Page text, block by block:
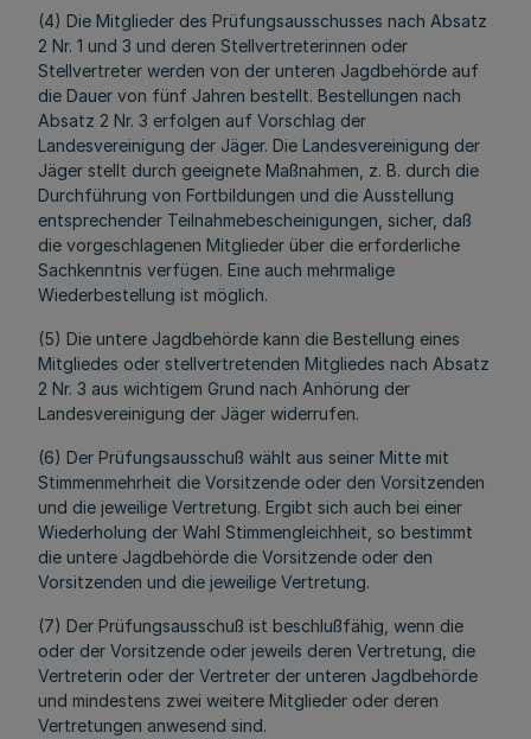
(4) Die Mitglieder des Prüfungsausschusses nach Absatz
2 Nr. 1 und 3 und deren Stellvertreterinnen oder
Stellvertreter werden von der unteren Jagdbehörde auf
die Dauer von fünf Jahren bestellt. Bestellungen nach
Absatz 2 Nr. 3 erfolgen auf Vorschlag der
Landesvereinigung der Jäger. Die Landesvereinigung der
Jäger stellt durch geeignete Maßnahmen, z. B. durch die
Durchführung von Fortbildungen und die Ausstellung
entsprechender Teilnahmebescheinigungen, sicher, daß
die vorgeschlagenen Mitglieder über die erforderliche
Sachkenntnis verfügen. Eine auch mehrmalige
Wiederbestellung ist möglich.
(5) Die untere Jagdbehörde kann die Bestellung eines
Mitgliedes oder stellvertretenden Mitgliedes nach Absatz
2 Nr. 3 aus wichtigem Grund nach Anhörung der
Landesvereinigung der Jäger widerrufen.
(6) Der Prüfungsausschuß wählt aus seiner Mitte mit
Stimmenmehrheit die Vorsitzende oder den Vorsitzenden
und die jeweilige Vertretung. Ergibt sich auch bei einer
Wiederholung der Wahl Stimmengleichheit, so bestimmt
die untere Jagdbehörde die Vorsitzende oder den
Vorsitzenden und die jeweilige Vertretung.
(7) Der Prüfungsausschuß ist beschlußfähig, wenn die
oder der Vorsitzende oder jeweils deren Vertretung, die
Vertreterin oder der Vertreter der unteren Jagdbehörde
und mindestens zwei weitere Mitglieder oder deren
Vertretungen anwesend sind.